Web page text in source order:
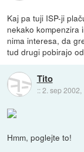
Kaj pa tuji ISP-ji
nekako kompenzira
nima interesa, da
tud drugi pobirajo
Tito
::2. sep 2002,
Hmm, poglejte to!